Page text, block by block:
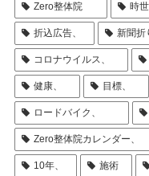
Zero整体院 時世
折込広告、 新聞折
コロナウイルス、
健康、 目標、
ロードバイク、
Zero整体院カレンダー、
10年、 施術